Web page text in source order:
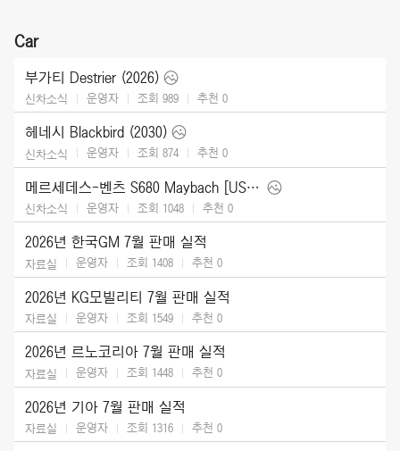
Car
부가티 Destrier (2026)
신차소식 운영자 조회 989 추천 0
헤네시 Blackbird (2030)
신차소식 운영자 조회 874 추천 0
메르세데스-벤츠 S680 Maybach [US] (2027)
신차소식 운영자 조회 1048 추천 0
2026년 한국GM 7월 판매 실적
자료실 운영자 조회 1408 추천 0
2026년 KG모빌리티 7월 판매 실적
자료실 운영자 조회 1549 추천 0
2026년 르노코리아 7월 판매 실적
자료실 운영자 조회 1448 추천 0
2026년 기아 7월 판매 실적
자료실 운영자 조회 1316 추천 0